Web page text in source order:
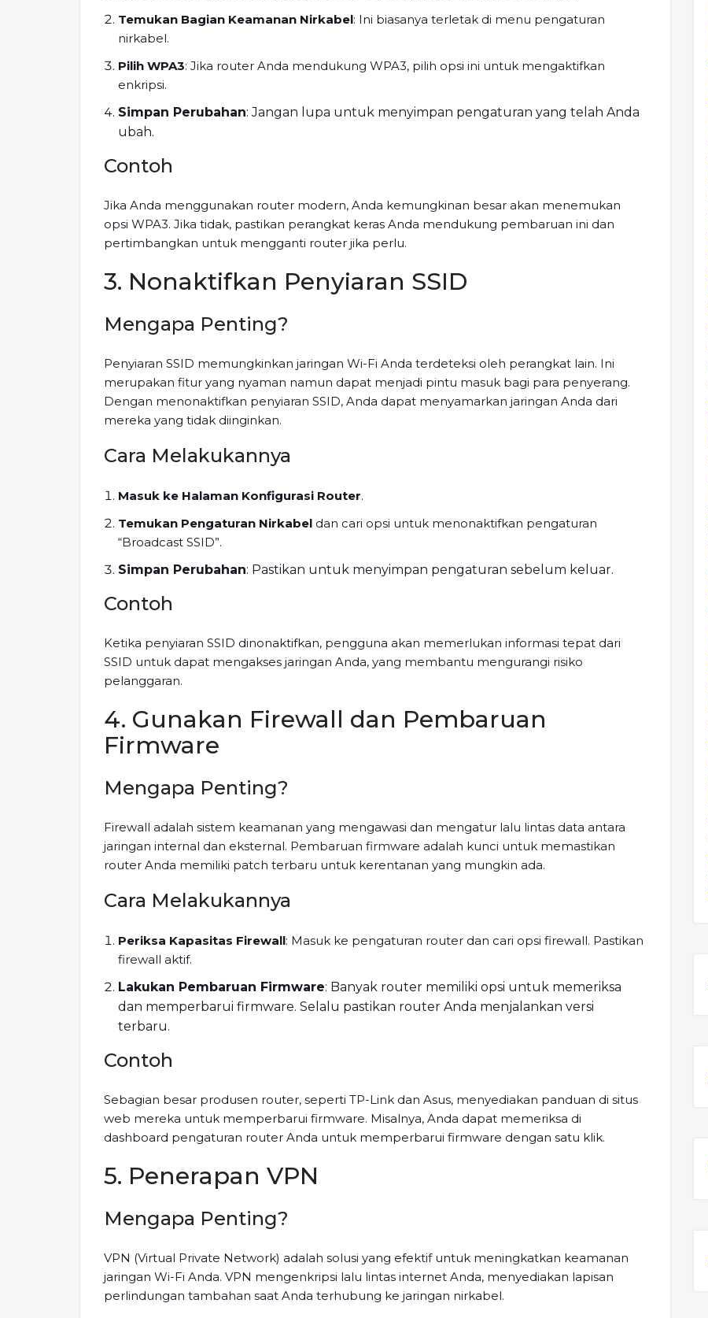
Temukan Bagian Keamanan Nirkabel: Ini biasanya terletak di menu pengaturan
nirkabel.
Pilih WPA3: Jika router Anda mendukung WPA3, pilih opsi ini untuk mengaktifkan
enkripsi.
Simpan Perubahan: Jangan lupa untuk menyimpan pengaturan yang telah Anda
ubah.
Contoh
Jika Anda menggunakan router modern, Anda kemungkinan besar akan menemukan
opsi WPA3. Jika tidak, pastikan perangkat keras Anda mendukung pembaruan ini dan
pertimbangkan untuk mengganti router jika perlu.
3. Nonaktifkan Penyiaran SSID
Mengapa Penting?
Penyiaran SSID memungkinkan jaringan Wi-Fi Anda terdeteksi oleh perangkat lain. Ini
merupakan fitur yang nyaman namun dapat menjadi pintu masuk bagi para penyerang.
Dengan menonaktifkan penyiaran SSID, Anda dapat menyamarkan jaringan Anda dari
mereka yang tidak diinginkan.
Cara Melakukannya
Masuk ke Halaman Konfigurasi Router.
Temukan Pengaturan Nirkabel dan cari opsi untuk menonaktifkan pengaturan
“Broadcast SSID”.
Simpan Perubahan: Pastikan untuk menyimpan pengaturan sebelum keluar.
Contoh
Ketika penyiaran SSID dinonaktifkan, pengguna akan memerlukan informasi tepat dari
SSID untuk dapat mengakses jaringan Anda, yang membantu mengurangi risiko
pelanggaran.
4. Gunakan Firewall dan Pembaruan
Firmware
Mengapa Penting?
Firewall adalah sistem keamanan yang mengawasi dan mengatur lalu lintas data antara
jaringan internal dan eksternal. Pembaruan firmware adalah kunci untuk memastikan
router Anda memiliki patch terbaru untuk kerentanan yang mungkin ada.
Cara Melakukannya
Periksa Kapasitas Firewall: Masuk ke pengaturan router dan cari opsi firewall. Pastikan
firewall aktif.
Lakukan Pembaruan Firmware: Banyak router memiliki opsi untuk memeriksa
dan memperbarui firmware. Selalu pastikan router Anda menjalankan versi
terbaru.
Contoh
Sebagian besar produsen router, seperti TP-Link dan Asus, menyediakan panduan di situs
web mereka untuk memperbarui firmware. Misalnya, Anda dapat memeriksa di
dashboard pengaturan router Anda untuk memperbarui firmware dengan satu klik.
5. Penerapan VPN
Mengapa Penting?
VPN (Virtual Private Network) adalah solusi yang efektif untuk meningkatkan keamanan
jaringan Wi-Fi Anda. VPN mengenkripsi lalu lintas internet Anda, menyediakan lapisan
perlindungan tambahan saat Anda terhubung ke jaringan nirkabel.